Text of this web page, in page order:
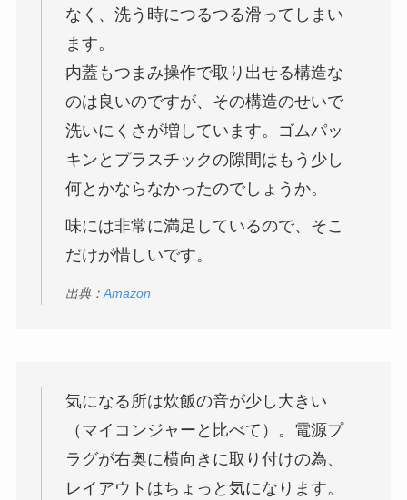
なく、洗う時につるつる滑ってしまい
ます。
内蓋もつまみ操作で取り出せる構造な
のは良いのですが、その構造のせいで
洗いにくさが増しています。ゴムパッ
キンとプラスチックの隙間はもう少し
何とかならなかったのでしょうか。
味には非常に満足しているので、そこ
だけが惜しいです。
出典：Amazon
気になる所は炊飯の音が少し大きい
（マイコンジャーと比べて）。電源プ
ラグが右奥に横向きに取り付けの為、
レイアウトはちょっと気になります。